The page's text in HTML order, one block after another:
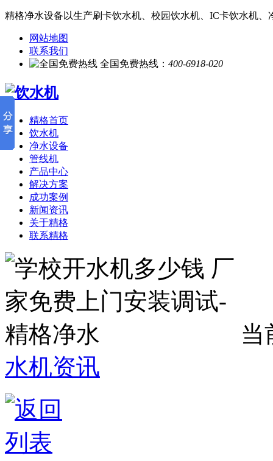
精格净水设备以生产刷卡饮水机、校园饮水机、IC卡饮水机
网站地图
联系我们
全国免费热线： 400-6918-020
精格首页
饮水机
净水设备
管线机
产品中心
解决方案
成功案例
新闻资讯
关于精格
联系精格
当
水机资讯